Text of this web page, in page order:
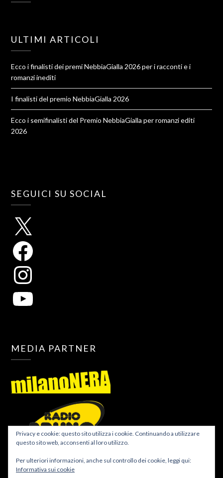
ULTIMI ARTICOLI
Ecco i finalisti dei premi NebbiaGialla 2026 per i racconti e i
romanzi inediti
I finalisti del premio NebbiaGialla 2026
Ecco i semifinalisti del Premio NebbiaGialla per romanzi editi
2026
SEGUICI SU SOCIAL
MEDIA PARTNER
Privacy e cookie: questo sito utilizza i cookie. Continuando a utilizzare
questo sito web, acconsenti al loro utilizzo.
Per ulteriori informazioni, anche sul controllo dei cookie, leggi qui:
Informativa sui cookie